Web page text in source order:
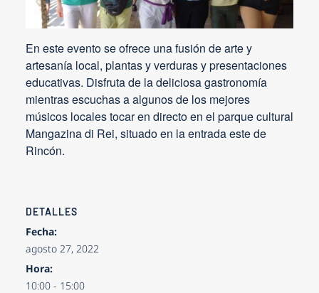
En este evento se ofrece una fusión de arte y
artesanía local, plantas y verduras y presentaciones
educativas. Disfruta de la deliciosa gastronomía
mientras escuchas a algunos de los mejores
músicos locales tocar en directo en el parque cultural
Mangazina di Rei, situado en la entrada este de
Rincón.
DETALLES
Fecha:
agosto 27, 2022
Hora:
10:00 - 15:00